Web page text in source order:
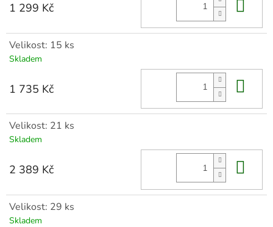
1 299 Kč
Velikost: 15 ks
Skladem
1 735 Kč
Velikost: 21 ks
Skladem
2 389 Kč
Velikost: 29 ks
Skladem